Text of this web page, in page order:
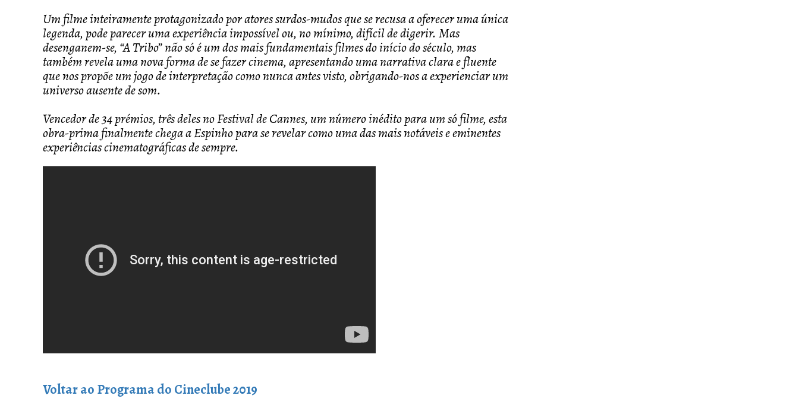
Um filme inteiramente protagonizado por atores surdos-mudos que se recusa a oferecer uma única
legenda, pode parecer uma experiência impossível ou, no mínimo, difícil de digerir. Mas
desenganem-se, “A Tribo” não só é um dos mais fundamentais filmes do início do século, mas
também revela uma nova forma de se fazer cinema, apresentando uma narrativa clara e fluente
que nos propõe um jogo de interpretação como nunca antes visto, obrigando-nos a experienciar um
universo ausente de som.
Vencedor de 34 prémios, três deles no Festival de Cannes, um número inédito para um só filme, esta
obra-prima finalmente chega a Espinho para se revelar como uma das mais notáveis e eminentes
experiências cinematográficas de sempre.
Voltar ao Programa do Cineclube 2019